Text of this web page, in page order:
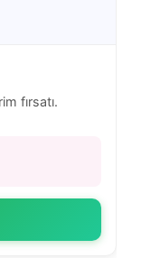
fırsatı.